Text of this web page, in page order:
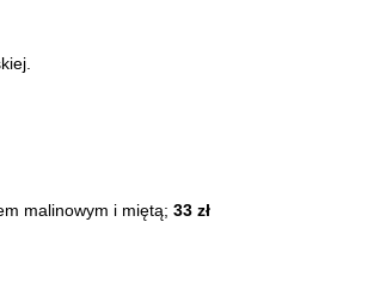
malinowym i miętą; 33 zł